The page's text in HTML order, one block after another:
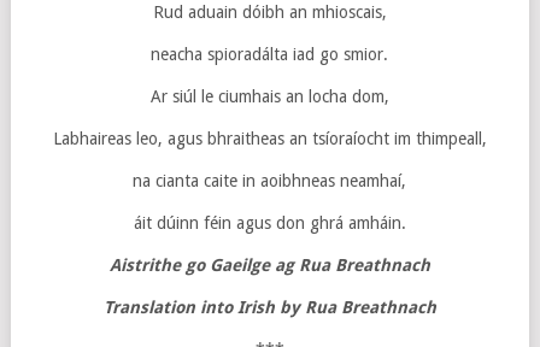
Rud aduain dóibh an mhioscais,
neacha spioradálta iad go smior.
Ar siúl le ciumhais an locha dom,
Labhaireas leo, agus bhraitheas an tsíoraíocht im thimpeall,
na cianta caite in aoibhneas neamhaí,
áit dúinn féin agus don ghrá amháin.
Aistrithe go Gaeilge ag Rua Breathnach
Translation into Irish byRua Breathnach